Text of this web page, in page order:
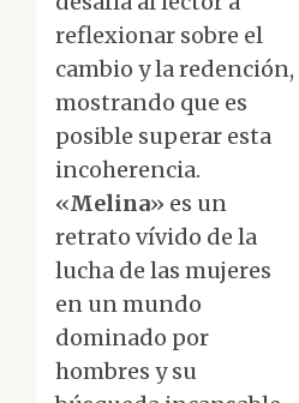
reflexionar sobre el
cambio y la redención,
mostrando que es
posible superar esta
incoherencia.
«Melina» es un
retrato vívido de la
lucha de las mujeres
en un mundo
dominado por
hombres y su